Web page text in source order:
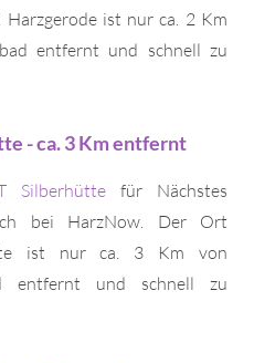
ist nur ca. 2 Km
entfernt und schnell zu
- ca. 3 Km entfernt
Silberhütte für Nächstes
bei HarzNow. Der Ort
ist nur ca. 3 Km von
entfernt und schnell zu